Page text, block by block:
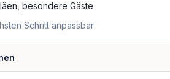
besondere Gäste
Schritt anpassbar